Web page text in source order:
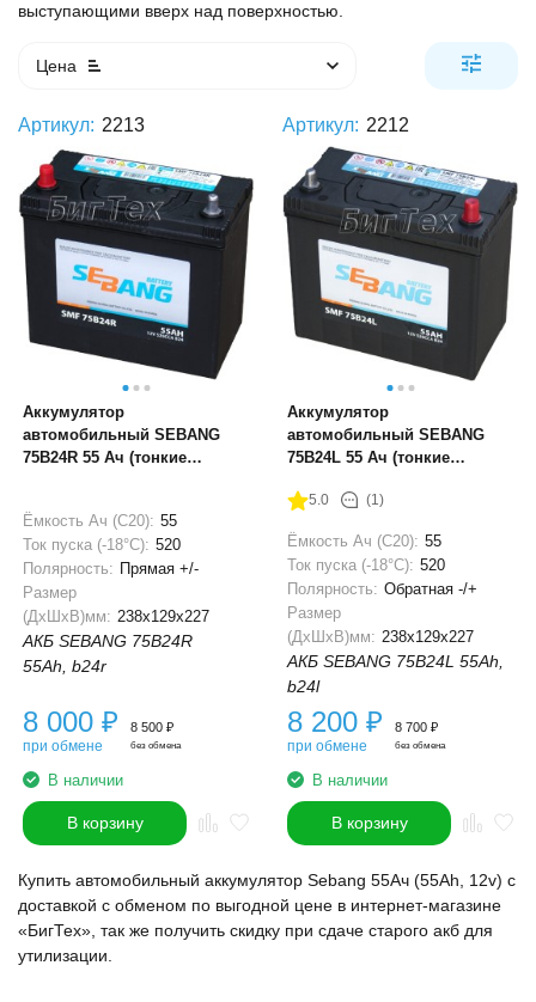
выступающими вверх над поверхностью.
Цена
Артикул: 2213
Аккумулятор
автомобильный SEBANG
75B24R 55 Ач (тонкие
Ёмкость Ач (С20): 55
Ток пуска (-18°С): 520
Полярность: Прямая +/-
Размер
(ДхШхВ)мм: 238x129x227
АКБ SEBANG 75B24R
55Ah, b24r
8 000 ₽
при обмене
8 500 ₽
без обмена
В наличии
В корзину
Артикул: 2212
Аккумулятор
автомобильный SEBANG
75B24L 55 Ач (тонкие
5.0 (1)
Ёмкость Ач (С20): 55
Ток пуска (-18°С): 520
Полярность: Обратная -/+
Размер
(ДхШхВ)мм: 238x129x227
АКБ SEBANG 75B24L 55Ah,
b24l
8 200 ₽
при обмене
8 700 ₽
без обмена
В наличии
В корзину
Купить автомобильный аккумулятор Sebang 55Ач (55Ah, 12v) с
доставкой с обменом по выгодной цене в интернет-магазине
«БигТех», так же получить скидку при сдаче старого акб для
утилизации.